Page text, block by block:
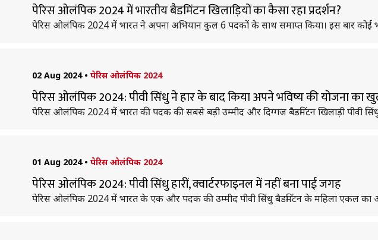
पेरिस ओलंपिक 2024 में भारतीय बैडमिंटन खिलाड़ियों का कैसा रहा प्रदर्शन?
पेरिस ओलंपिक 2024 में भारत ने अपना अभियान कुल 6 पदकों के साथ समाप्त किया। इस बार कोई
02 Aug 2024 • पेरिस ओलंपिक 2024
पेरिस ओलंपिक 2024: पीवी सिंधु ने हार के बाद किया अपने भविष्य की योजना का
पेरिस ओलंपिक 2024 में भारत की पदक की सबसे बड़ी उम्मीद और दिग्गज बैडमिंटन खिलाड़ी पीवी
01 Aug 2024 • पेरिस ओलंपिक 2024
पेरिस ओलंपिक 2024: पीवी सिंधु हारीं, क्वार्टरफाइनल में नहीं बना पाईं जगह
पेरिस ओलंपिक 2024 में भारत के एक और पदक की उम्मीद पीवी सिंधु बैडमिंटन के महिला एकल का